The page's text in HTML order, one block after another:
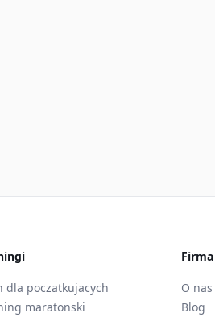
dla poczatkujacych
maratonski
Firma
O nas
Blog